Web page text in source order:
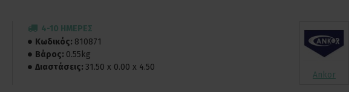
4-10 ΗΜΈΡΕΣ
Κωδικός: 810871
Βάρος: 0.55kg
Διαστάσεις: 31.50 x 0.00 x 4.50
Ankor